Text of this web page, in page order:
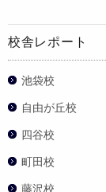
校舎レポート
池袋校
自由が丘校
四谷校
町田校
藤沢校